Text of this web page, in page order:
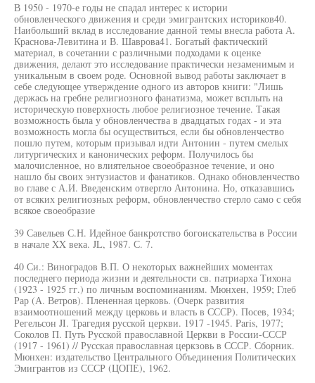
В 1950 - 1970-е годы не спадал интерес к истории
обновленческого движения и среди эмигрантских историков40.
Наибольший вклад в исследование данной темы внесла работа А.
Краснова-Левитина и В. Шаврова41. Богатый фактический
материал, в сочетании с различными подходами к оценке
движения, делают это исследование практически незаменимым и
уникальным в своем роде. Основной вывод работы заключает в
себе следующее утверждение одного из авторов книги: "Лишь
держась на гребне религиозного фанатизма, может всплыть на
историческую поверхность любое религиозное течение. Такая
возможность была у обновленчества в двадцатых годах - и эта
возможность могла бы осуществиться, если бы обновленчество
пошло путем, которым призывал идти Антонин - путем смелых
литургических и канонических реформ. Получилось бы
малочисленное, но влиятельное своеобразное течение, и оно
нашло бы своих энтузиастов и фанатиков. Однако обновленчество
во главе с А.И. Введенским отвергло Антонина. Но, отказавшись
от всяких религиозных реформ, обновленчество стерло само с себя
всякое своеобразие
39 Савельев С.Н. Идейное банкротство богоискательства в России
в начале XX века. JL, 1987. С. 7.
40 Си.: Виноградов В.П. О некоторых важнейших моментах
последнего периода жизни и деятельности св. патриарха Тихона
(1923 - 1925 гг.) по личным воспоминаниям. Мюнхен, 1959; Глеб
Рар (А. Ветров). Плененная церковь. (Очерк развития
взаимоотношений между церковь и власть в СССР). Посев, 1934;
Регельсон JI. Трагедия русской церкви. 1917 -1945. Paris, 1977;
Соколов П. Путь Русской православной Церкви в России-СССР
(1917 - 1961) // Русская православная церкзовь в СССР. Сборник.
Мюнхен: издательство Центрального Объединения Политических
Эмигрантов из СССР (ЦОПЕ), 1962.